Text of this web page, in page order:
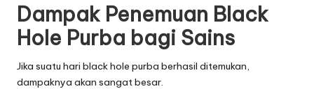
Dampak Penemuan Black
Hole Purba bagi Sains
Jika suatu hari black hole purba berhasil ditemukan,
dampaknya akan sangat besar.